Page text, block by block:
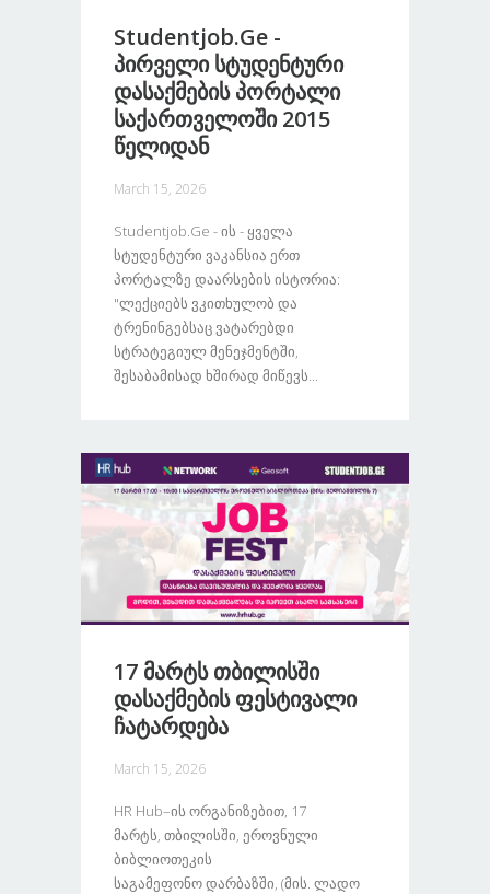
Studentjob.ge -
Პირველი Სტუდენტური
Დასაქმების Პორტალი
Საქართველოში 2015
Წელიდან
March 15, 2026
Studentjob.ge - Ის - Ყველა
Სტუდენტური Ვაკანსია Ერთ
Პორტალზე Დაარსების Ისტორია:
"ლექციებს Ვკითხულობ Და
Ტრენინგებსაც Ვატარებდი
Სტრატეგიულ Მენეჯმენტში,
Შესაბამისად Ხშირად Მიწევს...
17 Მარტს Თბილისში
Დასაქმების Ფესტივალი
Ჩატარდება
March 15, 2026
HR Hub–Ის Ორგანიზებით, 17
Მარტს, Თბილისში, Ეროვნული
Ბიბლიოთეკის
Საგამეფონო Დარბაზში, (მის. Ლადო